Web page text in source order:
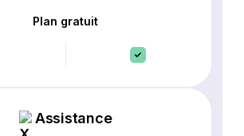
Plan gratuit
Assistance